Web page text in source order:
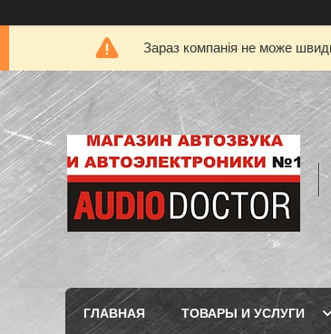
Зараз компанія не може
ГЛАВНАЯ ТОВАРЫ И УСЛУГИ